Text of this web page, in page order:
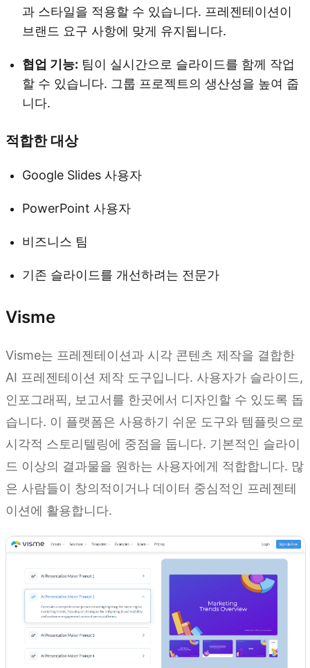
과 스타일을 적용할 수 있습니다. 프레젠테이션이
브랜드 요구 사항에 맞게 유지됩니다.
협업 기능: 팀이 실시간으로 슬라이드를 함께 작업
할 수 있습니다. 그룹 프로젝트의 생산성을 높여 줍
니다.
적합한 대상
Google Slides 사용자
PowerPoint 사용자
비즈니스 팀
기존 슬라이드를 개선하려는 전문가
Visme
Visme는 프레젠테이션과 시각 콘텐츠 제작을 결합한
AI 프레젠테이션 제작 도구입니다. 사용자가 슬라이드,
인포그래픽, 보고서를 한곳에서 디자인할 수 있도록 돕
습니다. 이 플랫폼은 사용하기 쉬운 도구와 템플릿으로
시각적 스토리텔링에 중점을 둡니다. 기본적인 슬라이
드 이상의 결과물을 원하는 사용자에게 적합합니다. 많
은 사람들이 창의적이거나 데이터 중심적인 프레젠테
이션에 활용합니다.